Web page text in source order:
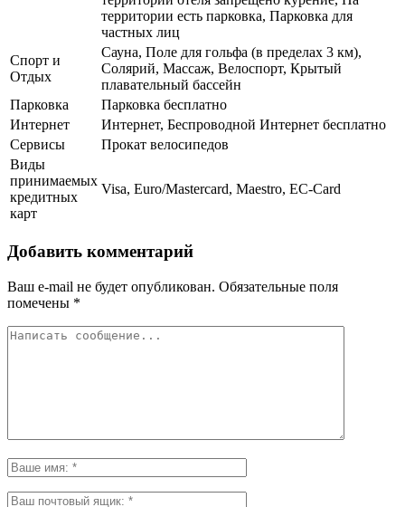
территории есть парковка, Парковка для
частных лиц
Спорт и
Отдых
Сауна, Поле для гольфа (в пределах 3 км),
Солярий, Массаж, Велоспорт, Крытый
плавательный бассейн
Парковка
Парковка бесплатно
Интернет
Интернет, Беспроводной Интернет бесплатно
Сервисы
Прокат велосипедов
Виды
принимаемых
кредитных
карт
Visa, Euro/Mastercard, Maestro, EC-Card
Добавить комментарий
Ваш e-mail не будет опубликован. Обязательные поля
помечены *